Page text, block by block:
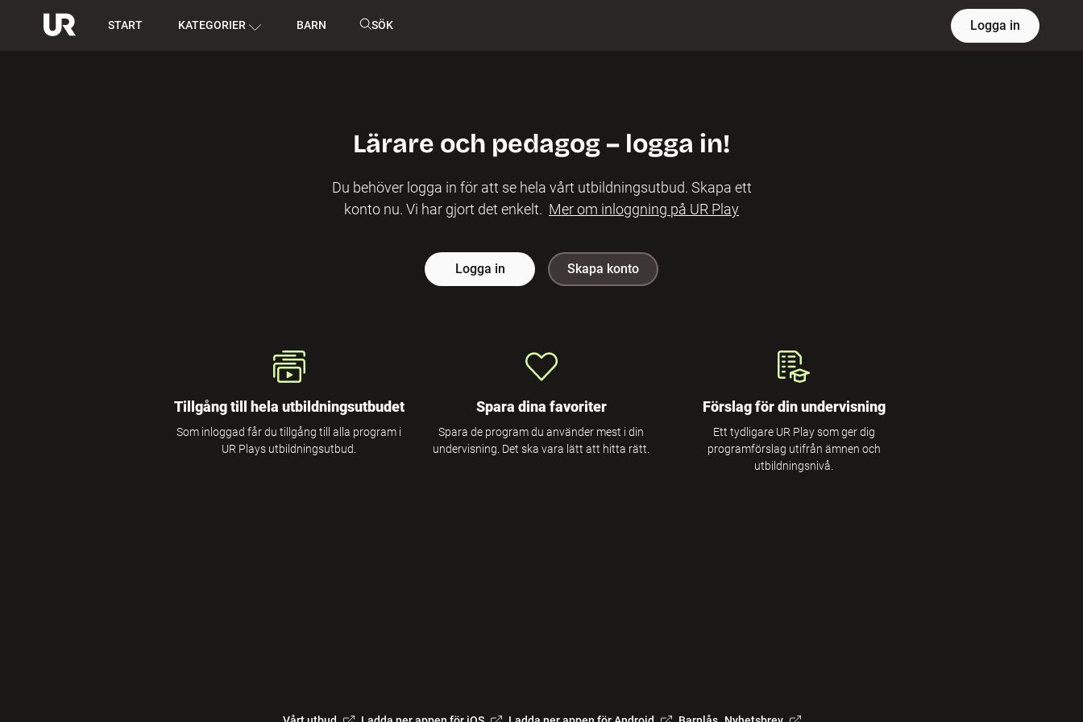
START KATEGORIER BARN SÖK Logga in
Lärare och pedagog – logga in!
Du behöver logga in för att se hela vårt utbildningsutbud. Skapa ett
konto nu. Vi har gjort det enkelt. Mer om inloggning på UR Play
Logga in Skapa konto
Tillgång till hela utbildningsutbudet
Som inloggad får du tillgång till alla program i
UR Plays utbildningsutbud.
Spara dina favoriter
Spara de program du använder mest i din
undervisning. Det ska vara lätt att hitta rätt.
Förslag för din undervisning
Ett tydligare UR Play som ger dig
programförslag utifrån ämnen och
utbildningsnivå.